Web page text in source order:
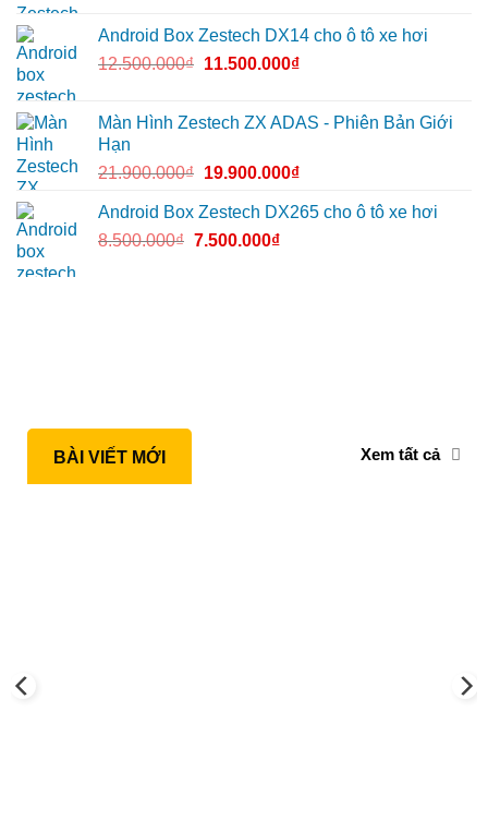
Android Box Zestech DX14 cho ô tô xe hơi
12.500.000₫ 11.500.000₫
Màn Hình Zestech ZX ADAS - Phiên Bản Giới
Hạn
21.900.000₫ 19.900.000₫
Android Box Zestech DX265 cho ô tô xe hơi
8.500.000₫ 7.500.000₫
BÀI VIẾT MỚI Xem tất cả